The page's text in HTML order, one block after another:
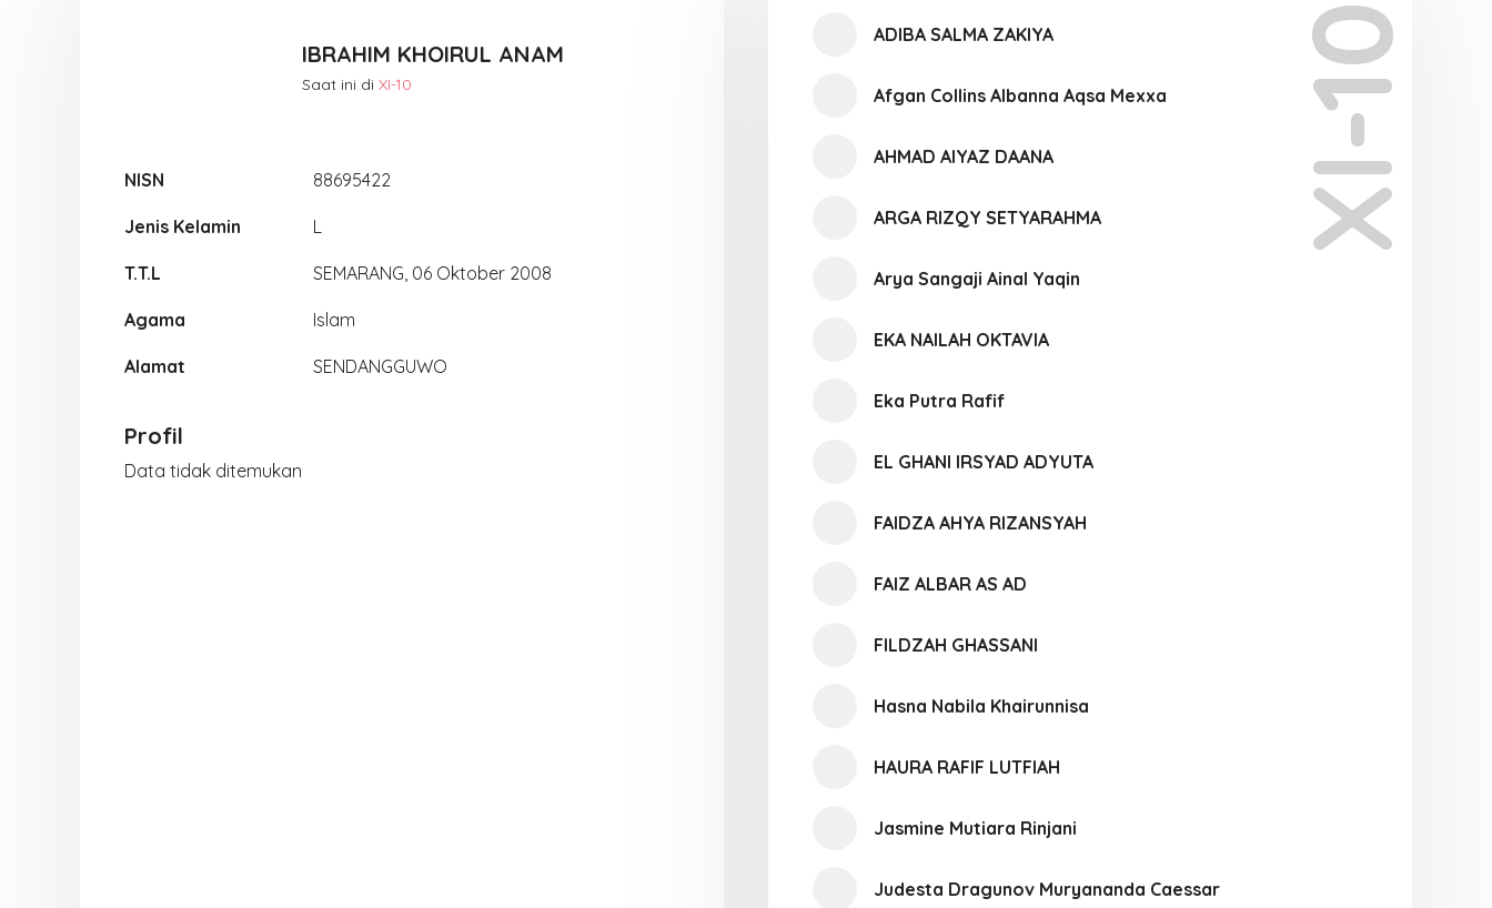
IBRAHIM KHOIRUL ANAM
Saat ini di XI-10
NISN 88695422
Jenis Kelamin L
T.T.L SEMARANG, 06 Oktober 2008
Agama Islam
Alamat SENDANGGUWO
Profil
Data tidak ditemukan
XI-10
ADIBA SALMA ZAKIYA
Afgan Collins Albanna Aqsa Mexxa
AHMAD AIYAZ DAANA
ARGA RIZQY SETYARAHMA
Arya Sangaji Ainal Yaqin
EKA NAILAH OKTAVIA
Eka Putra Rafif
EL GHANI IRSYAD ADYUTA
FAIDZA AHYA RIZANSYAH
FAIZ ALBAR AS AD
FILDZAH GHASSANI
Hasna Nabila Khairunnisa
HAURA RAFIF LUTFIAH
Jasmine Mutiara Rinjani
Judesta Dragunov Muryananda Caessar